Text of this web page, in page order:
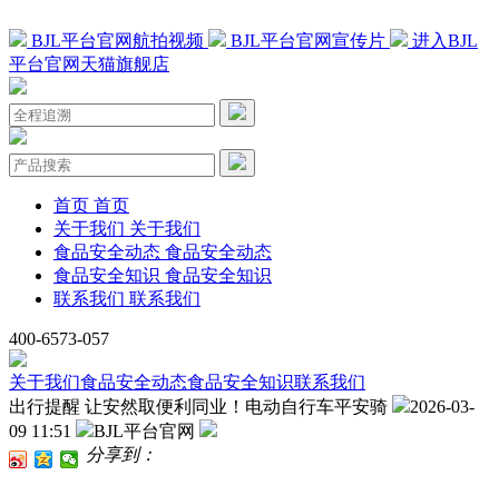
BJL平台官网航拍视频 BJL平台官网宣传片
进入BJL
平台官网天猫旗舰店
首页 首页
关于我们 关于我们
食品安全动态 食品安全动态
食品安全知识 食品安全知识
联系我们 联系我们
400-6573-057
关于我们食品安全动态食品安全知识联系我们
出行提醒 让安然取便利同业！电动自行车平安骑
2026-03-
09 11:51
BJL平台官网
分享到：